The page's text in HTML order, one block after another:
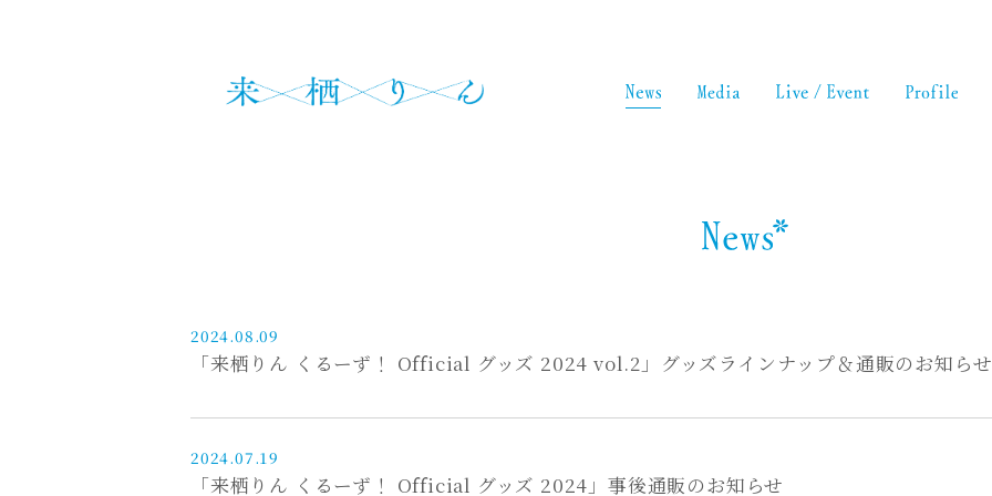
2024.08.09
「来栖りん くるーず！ Official グッズ 2024 vol.2」グッズラインナップ＆通販のお知らせ
2024.07.19
「来栖りん くるーず！ Official グッズ 2024」事後通販のお知らせ